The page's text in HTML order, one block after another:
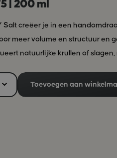
200 ml
Salt creëer je in een
meer volume en structuur en
natuurlijke krullen of
zoals je het wilt. IVY werkt
voor het beste resultaat met jouw
Toevoegen aan